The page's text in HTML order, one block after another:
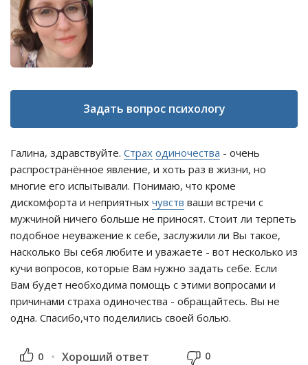
Задать вопрос психологу
Галина, здравствуйте. Страх одиночества - очень
распространённое явление, и хоть раз в жизни, но
многие его испытывали. Понимаю, что кроме
дискомфорта и неприятных чувств ваши встречи с
мужчиной ничего больше не приносят. Стоит ли терпеть
подобное неуважение к себе, заслужили ли Вы такое,
насколько Вы себя любите и уважаете - вот несколько из
кучи вопросов, которые Вам нужно задать себе. Если
Вам будет необходима помощь с этими вопросами и
причинами страха одиночества - обращайтесь. Вы не
одна. Спасибо,что поделились своей болью.
0 Хороший ответ 0